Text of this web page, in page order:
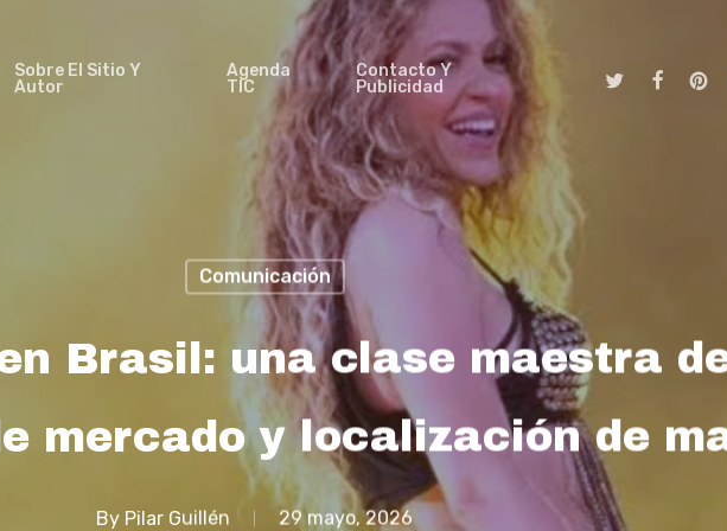
Sobre El Sitio Y
Autor
Agenda
TIC
Contacto Y
Publicidad
TwitterFacebook
Comunicación
Brasil: una clase maestra
mercado y localización de
By Pilar Guillén 29 mayo, 2026